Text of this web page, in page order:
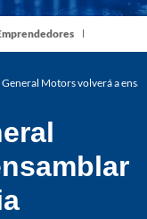
Motors volverá a